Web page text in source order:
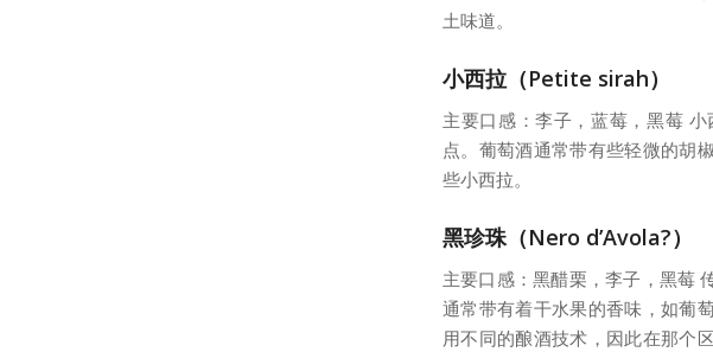
土味道。
小西拉（Petite sirah）
主要口感：李子，蓝莓，黑莓
点。葡萄酒通常带有些轻微的胡
些小西拉。
黑珍珠（Nero d’Avola?）
主要口感：黑醋栗，李子，黑莓
通常带有着干水果的香味，如葡
用不同的酿酒技术，因此在那个